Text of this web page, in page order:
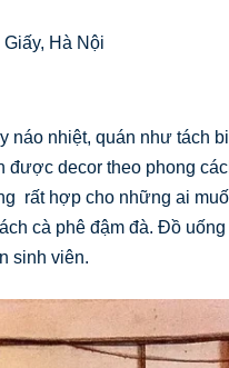
Hà Nội
náo nhiệt, quán như tách
được decor theo phong
rất hợp cho những ai
cà phê đậm đà. Đồ
sinh viên.